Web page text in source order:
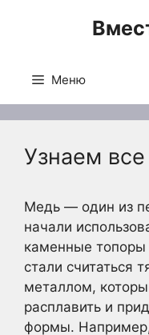
Меню
Узнаем
Медь — один из
начали
каменные топоры
стали считаться
металлом,
расплавить и
формы. Например,